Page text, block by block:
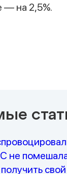
— на 2,5%.
не